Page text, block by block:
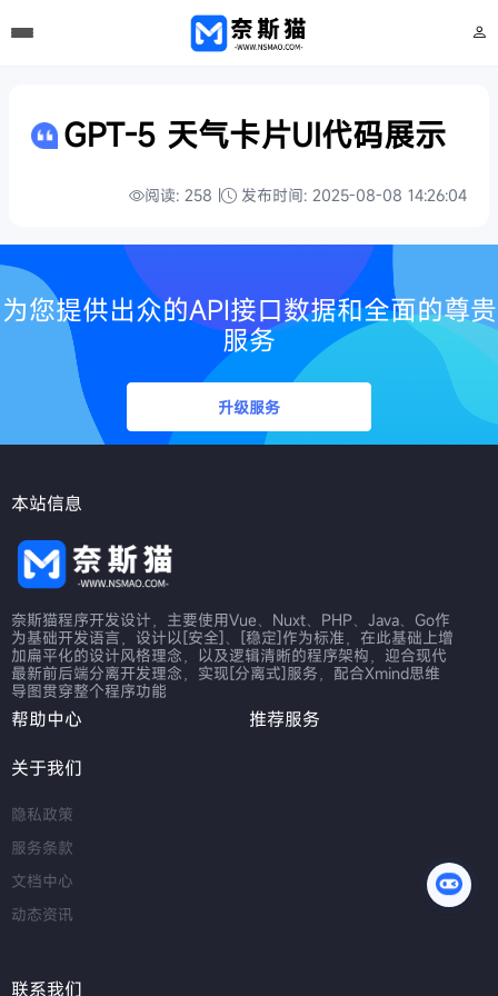
GPT-5 天气卡片UI代码展示
阅读: 258 | 发布时间: 2025-08-08 14:26:04
为您提供出众的API接口数据和全面的尊贵
服务
升级服务
本站信息
奈斯猫程序开发设计，主要使用Vue、Nuxt、PHP、Java、Go作
为基础开发语言，设计以[安全]、[稳定]作为标准，在此基础上增
加扁平化的设计风格理念，以及逻辑清晰的程序架构，迎合现代
最新前后端分离开发理念，实现[分离式]服务，配合Xmind思维
导图贯穿整个程序功能
帮助中心
推荐服务
关于我们
隐私政策
服务条款
文档中心
动态资讯
联系我们